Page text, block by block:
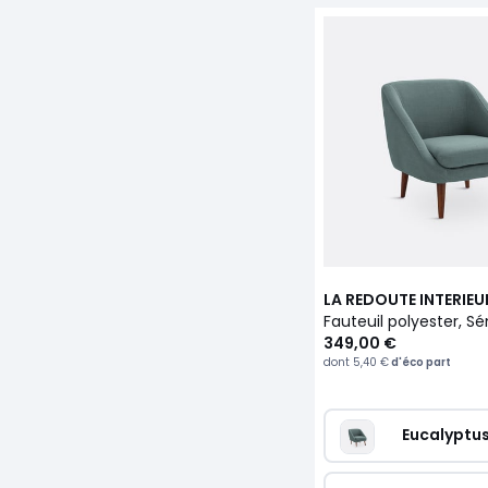
LA REDOUTE
Fauteuil polyester,
349,00 €
dont 5,40 €d'éco part